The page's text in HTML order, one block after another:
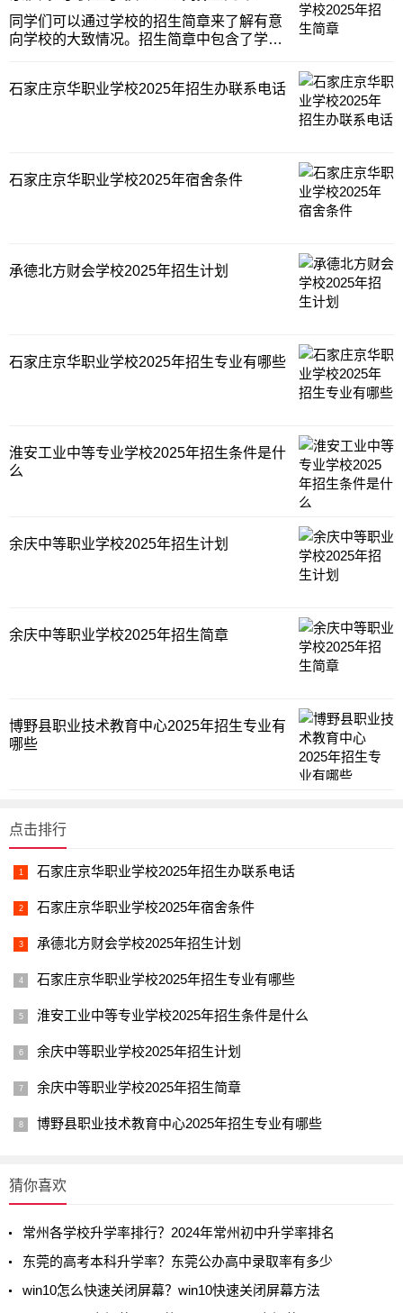
易的，所以大家一定要谨慎。下面我们来一
起看一下余庆
同学们可以通过学校的招生简章来了解有意
向学校的大致情况。招生简章中包含了学校
能够起到非常重要的作用。下面是余庆中等
石家庄京华职业学校2025年招生办联系电话
石家庄京华职业学校2025年宿舍条件
承德北方财会学校2025年招生计划
石家庄京华职业学校2025年招生专业有哪些
淮安工业中等专业学校2025年招生条件是什
么
余庆中等职业学校2025年招生计划
余庆中等职业学校2025年招生简章
博野县职业技术教育中心2025年招生专业有
哪些
点击排行
石家庄京华职业学校2025年招生办联系电话
石家庄京华职业学校2025年宿舍条件
承德北方财会学校2025年招生计划
石家庄京华职业学校2025年招生专业有哪些
淮安工业中等专业学校2025年招生条件是什么
余庆中等职业学校2025年招生计划
余庆中等职业学校2025年招生简章
博野县职业技术教育中心2025年招生专业有哪些
猜你喜欢
常州各学校升学率排行？2024年常州初中升学率排名
东莞的高考本科升学率？东莞公办高中录取率有多少
win10怎么快速关闭屏幕？win10快速关闭屏幕方法